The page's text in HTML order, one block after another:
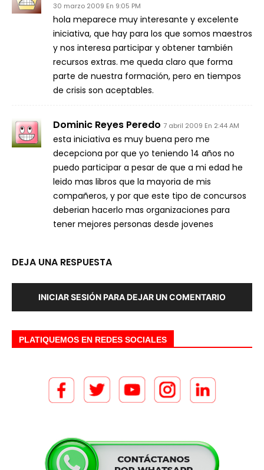
30 marzo 2009 En 9:05 PM
hola meparece muy interesante y excelente
iniciativa, que hay para los que somos maestros
y nos interesa participar y obtener también
recursos extras. me queda claro que forma
parte de nuestra formación, pero en tiempos
de crisis son aceptables.
Dominic Reyes Peredo 7 abril 2009 En 2:44 AM
esta iniciativa es muy buena pero me
decepciona por que yo teniendo 14 años no
puedo participar a pesar de que a mi edad he
leido mas libros que la mayoria de mis
compañeros, y por que este tipo de concursos
deberian hacerlo mas organizaciones para
tener mejores personas desde jovenes
DEJA UNA RESPUESTA
INICIAR SESIÓN PARA DEJAR UN COMENTARIO
PLATIQUEMOS EN REDES SOCIALES